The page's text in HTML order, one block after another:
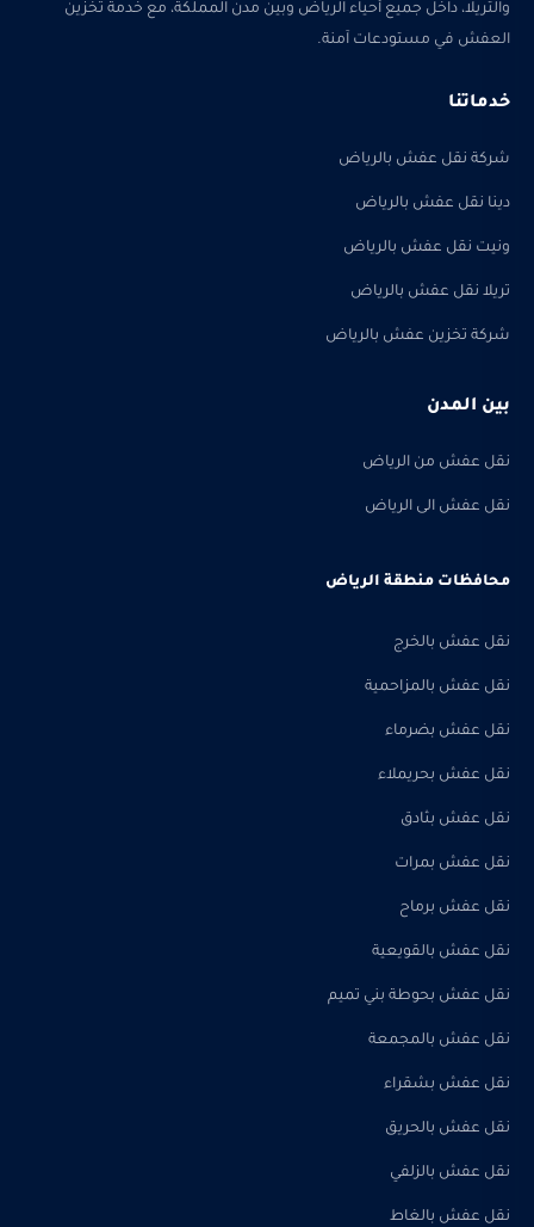
والتريلا، داخل جميع أحياء الرياض وبين مدن المملكة، مع خدمة تخزين
العفش في مستودعات آمنة.
خدماتنا
شركة نقل عفش بالرياض
دينا نقل عفش بالرياض
ونيت نقل عفش بالرياض
تريلا نقل عفش بالرياض
شركة تخزين عفش بالرياض
بين المدن
نقل عفش من الرياض
نقل عفش الى الرياض
محافظات منطقة الرياض
نقل عفش بالخرج
نقل عفش بالمزاحمية
نقل عفش بضرماء
نقل عفش بحريملاء
نقل عفش بثادق
نقل عفش بمرات
نقل عفش برماح
نقل عفش بالقويعية
نقل عفش بحوطة بني تميم
نقل عفش بالمجمعة
نقل عفش بشقراء
نقل عفش بالحريق
نقل عفش بالزلفي
نقل عفش بالغاط